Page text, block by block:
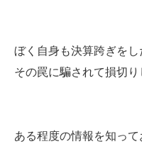
ぼく自身も決算跨ぎをし
その罠に騙されて損切り
ある程度の情報を知って